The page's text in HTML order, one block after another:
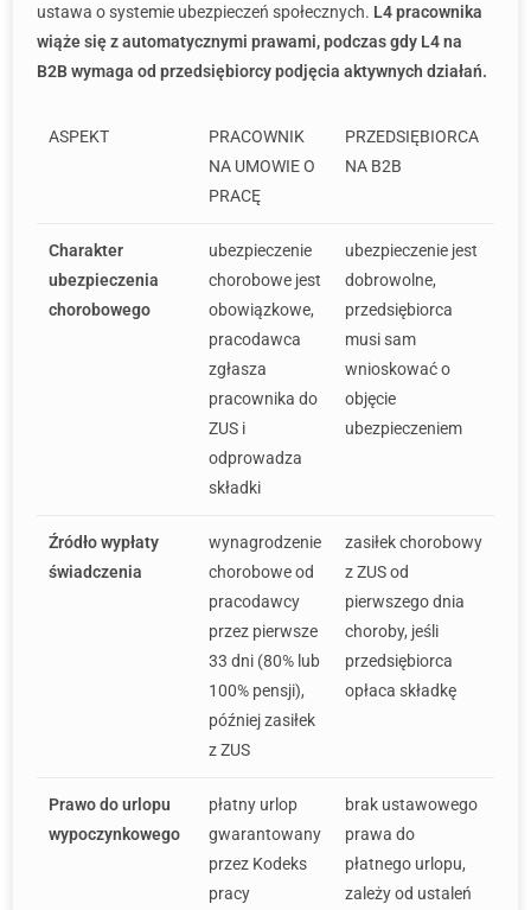
ustawa o systemie ubezpieczeń społecznych. L4 pracownika
wiąże się z automatycznymi prawami, podczas gdy L4 na
B2B wymaga od przedsiębiorcy podjęcia aktywnych działań.
ASPEKT
PRACOWNIK
NA UMOWIE O
PRACĘ
PRZEDSIĘBIORCA
NA B2B
Charakter
ubezpieczenia
chorobowego
ubezpieczenie
chorobowe jest
obowiązkowe,
pracodawca
zgłasza
pracownika do
ZUS i
odprowadza
składki
ubezpieczenie jest
dobrowolne,
przedsiębiorca
musi sam
wnioskować o
objęcie
ubezpieczeniem
Źródło wypłaty
świadczenia
wynagrodzenie
chorobowe od
pracodawcy
przez pierwsze
33 dni (80% lub
100% pensji),
później zasiłek
z ZUS
zasiłek chorobowy
z ZUS od
pierwszego dnia
choroby, jeśli
przedsiębiorca
opłaca składkę
Prawo do urlopu
wypoczynkowego
płatny urlop
gwarantowany
przez Kodeks
pracy
brak ustawowego
prawa do
płatnego urlopu,
zależy od ustaleń